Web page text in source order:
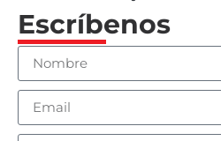
Escríbenos